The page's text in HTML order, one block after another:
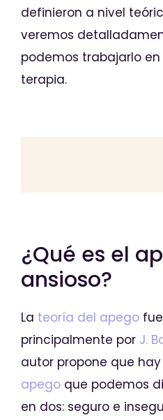
definieron a nivel
veremos
podemos trabajarlo en
terapia.
¿Qué es el
ansioso?
La teoría del apego
principalmente por J.
autor propone que
apego que podemos
en dos: seguro e